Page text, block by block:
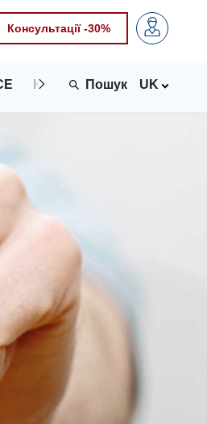
Консультації -30%
Контакти UK